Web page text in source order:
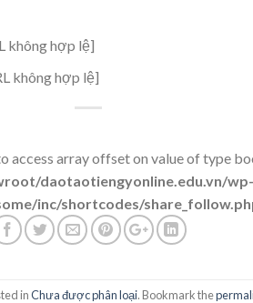
không hợp lệ]
không hợp lệ]
access array offset on value of type
daotaotiengyonline.edu.vn/wp-
inc/shortcodes/
inChưa được phân loại. Bookmark the